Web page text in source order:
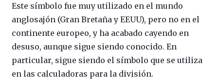
Este símbolo fue muy utilizado en el mundo
anglosajón (Gran Bretaña y EEUU), pero no en el
continente europeo, y ha acabado cayendo en
desuso, aunque sigue siendo conocido. En
particular, sigue siendo el símbolo que se utiliza
en las calculadoras para la división.